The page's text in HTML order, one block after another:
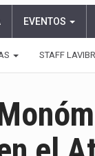
EVENTOS
STAFF